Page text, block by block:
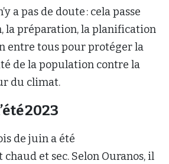
a pas de doute : cela passe
la préparation, la planification
entre tous pour protéger la
de la population contre la
du climat.
2023
de juin a été
et sec. Selon Ouranos, il